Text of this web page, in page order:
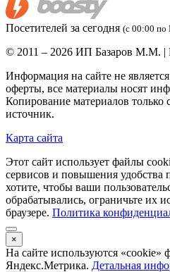
Посетителей за сегодня (c 00:00 по
© 2011 – 2026 ИП Базаров М.М. |
Информация на сайте не
оферты, все материалы носят
Копирование материалов только
источник.
Карта сайта
Этот сайт использует файлы
сервисов и повышения удобства
хотите, чтобы ваши
обрабатывались, ограничьте их
браузере. Политика
×
На сайте используются «cookie»
Яндекс.Метрика. Детальная